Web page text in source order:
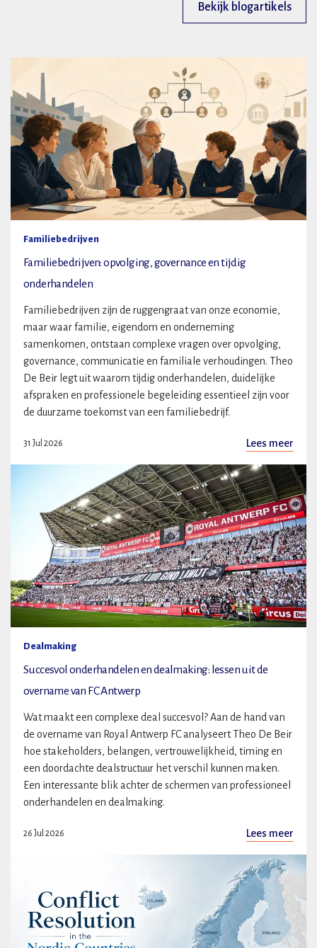
Bekijk blogartikels
Familiebedrijven
Familiebedrijven: opvolging, governance en tijdig
onderhandelen
Familiebedrijven zijn de ruggengraat van onze economie,
maar waar familie, eigendom en onderneming
samenkomen, ontstaan complexe vragen over opvolging,
governance, communicatie en familiale verhoudingen. Theo
De Beir legt uit waarom tijdig onderhandelen, duidelijke
afspraken en professionele begeleiding essentieel zijn voor
de duurzame toekomst van een familiebedrijf.
31 Jul 2026 Lees meer
Dealmaking
Succesvol onderhandelen en dealmaking: lessen uit de
overname van FC Antwerp
Wat maakt een complexe deal succesvol? Aan de hand van
de overname van Royal Antwerp FC analyseert Theo De Beir
hoe stakeholders, belangen, vertrouwelijkheid, timing en
een doordachte dealstructuur het verschil kunnen maken.
Een interessante blik achter de schermen van professioneel
onderhandelen en dealmaking.
26 Jul 2026 Lees meer